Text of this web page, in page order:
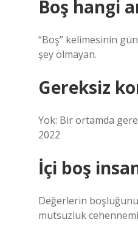
Boş hangi
“Boş” kelimesinin
şey olmayan.
Gereksiz
Yok: Bir ortamda
2022
İçi boş
Değerlerin
mutsuzluk